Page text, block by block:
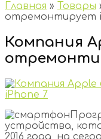
Главная » Товары
отремонтирует
Компания
устройства,
2016 года, на